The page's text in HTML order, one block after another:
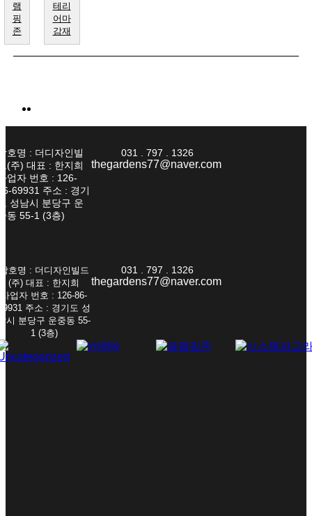
램
핑
존
테리
어마
감재
호명 : 더디자인빌
(주) 대표 : 한지희
업자 번호 : 126-
69931 주소 : 경기
성남시 분당구 운
동 55-1 (3층)
031 . 797 . 1326
thegardens77@naver.com
호명 : 더디자인빌드
(주) 대표 : 한지희
사업자 번호 : 126-86-
주소 : 경기도 성
시 분당구 운중동 55-
1 (3층)
031 . 797 . 1326
thegardens77@naver.com